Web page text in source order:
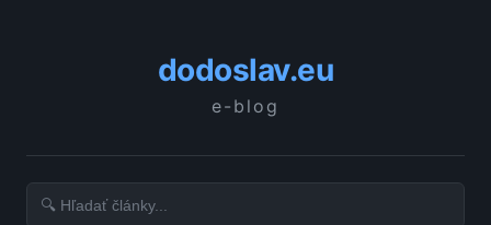
dodoslav.eu
e-blog